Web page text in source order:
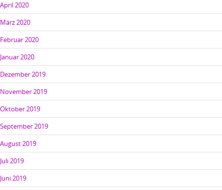
April 2020
März 2020
Februar 2020
Januar 2020
Dezember 2019
November 2019
Oktober 2019
September 2019
August 2019
Juli 2019
Juni 2019